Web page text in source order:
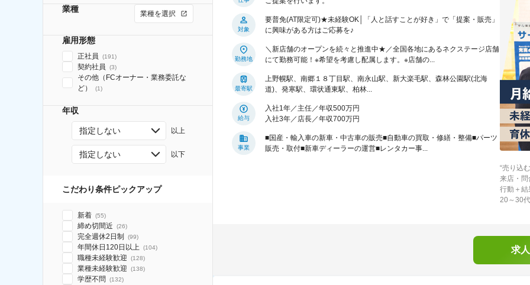
業種 業種を選択
雇用形態
正社員 (191)
契約社員 (3)
その他（FCオーナー・業務委託な
ど）
(1)
年収
指定しない 以上
指定しない 以下
こだわり条件ピックアップ
新着 (55)
締め切間近 (26)
完全週休2日制 (99)
年間休日120日以上 (104)
職種未経験歓迎 (128)
業種未経験歓迎 (138)
学歴不問 (132)
対象
要普免(AT限定可)★未経験OK│「人と話すことが好き」で「提案・販売」
に興味がある方はご応募を♪
勤務地
＼新店舗のオープンを続々と推進中★／全国各地にあるネクステージ店舗
にて勤務可能！※希望を考慮し配属します。※店舗の...
最寄駅
上野幌駅、南郷１８丁目駅、南永山駅、新大楽毛駅、森林公園駅(北海
道)、発寒駅、環状通東駅、柏林...
給与
入社1年／主任／年収500万円
入社3年／店長／年収700万円
事業
■国産・輸入車の新車・中古車の販売■自動車の買取・修繕・整備■パーツ
販売・取付■新車ディーラーの運営■レンタカー事...
“売り込
来店・問
行動＋結
20～30
求